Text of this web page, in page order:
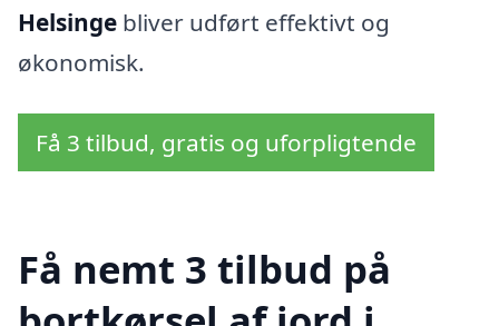
Helsinge bliver udført effektivt og
økonomisk.
Få 3 tilbud, gratis og uforpligtende
Få nemt 3 tilbud på